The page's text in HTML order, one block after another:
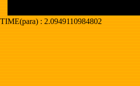
TIME(para) : 2.0949110984802